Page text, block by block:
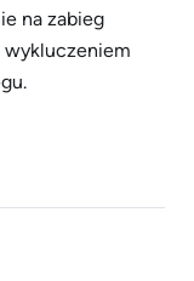
na zabieg
wykluczeniem